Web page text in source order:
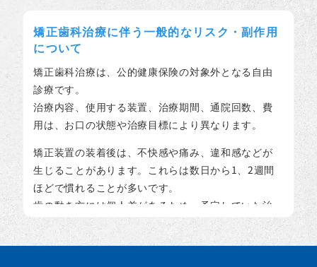
矯正歯科治療に伴う一般的なリスク・副作用
について
矯正歯科治療は、公的健康保険の対象外となる自由
診療です。
治療内容、使用する装置、治療期間、通院回数、費
用は、お口の状態や治療目標により異なります。
矯正装置の装着後は、不快感や痛み、違和感などが
生じることがあります。これらは数日から1、2週間
ほどで慣れることが多いです。
歯の動き方には個人差があるため、予定していた治
療期間が延長する可能性があります。
装置の使用状況、顎間ゴムの使用状況、定期的な通